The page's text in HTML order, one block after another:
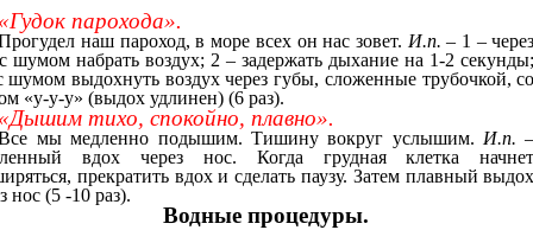
парохода».
наш пароход, в море всех он нас зовет. И.п.– 1 –
шумом набрать воздух; 2 – задержать дыхание на 1-2
шумом выдохнуть воздух через губы, сложенные трубочкой,
«у-у-у» (выдох удлинен) (6 раз).
тихо, спокойно, плавно».
мы медленно подышим. Тишину вокруг услышим. И.п.
вдох через нос. Когда грудная клетка
прекратить вдох и сделать паузу. Затем плавный
нос (5 -10 раз).
Водные процедуры.